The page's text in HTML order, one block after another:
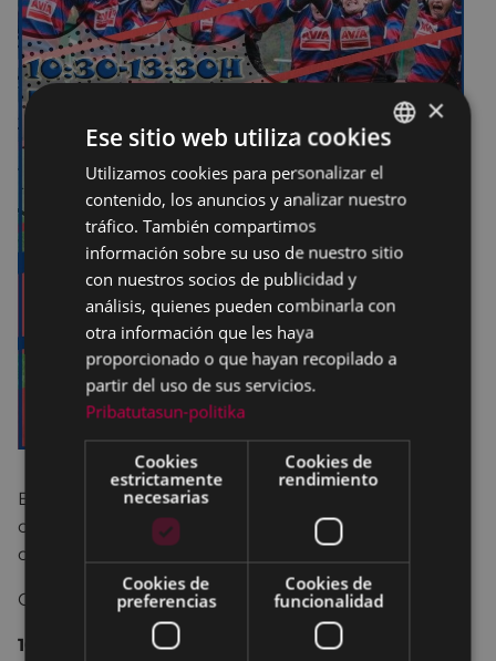
El equipo de Rugby, ha dedicado la feria de la
cerveza de este año a visibilizar a las mujeres en el
deporte.
Cuándo: el 15 de junio
10:30 - 13:30_ en Unbe:
torneo de rugby cinta (sin
BASQUE
SPANISH
×
Ese sitio web utiliza cookies
Utilizamos cookies para personalizar el
contenido, los anuncios y analizar nuestro
tráfico. También compartimos
información sobre su uso de nuestro sitio
con nuestros socios de publicidad y
análisis, quienes pueden combinarla con
otra información que les haya
proporcionado o que hayan recopilado a
partir del uso de sus servicios.
Pribatutasun-politika
Cookies
estrictamente
necesarias
Cookies de
rendimiento
Cookies de
preferencias
Cookies de
funcionalidad